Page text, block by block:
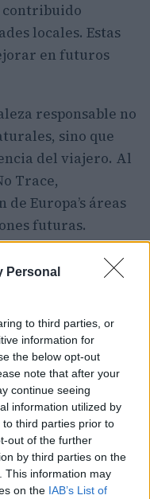
Personal
to third parties, or
information for
the below opt-out
note that after your
continue seeing
information utilized by
third parties prior to
out of the further
by third parties on the
This information may
on the IAB’s List of
contribuido
locales. Estas
en futuros
responsable no
sino que
del viajero. Al
Trace,
Europa’s áreas
futuras.
ciudades y cultura.
con el clima de la
a dias de museo